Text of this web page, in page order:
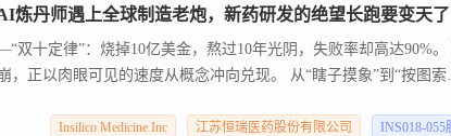
炼丹师遇上全球制造老炮，新药研发的绝望长跑要变天了
十定律”：烧掉10亿美金，熬过10年光阴，失败率却高达90%。
正以肉眼可见的速度从概念冲向兑现。 从“瞎子摸象”到“按图索
Insilico Medicine Inc 江苏恒瑞医药股份有限公司 INS018-055